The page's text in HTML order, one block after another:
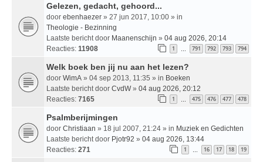
Gelezen, gedacht, gehoord...
door ebenhaezer » 27 jun 2017, 10:00 » in
Theologie - Bezinning
Laatste bericht door Maanenschijn » 04 aug 2026, 20:14
Reacties: 11908 1 … 791 792 793 794
Welk boek ben jij nu aan het lezen?
door WimA » 04 sep 2013, 11:35 » in Boeken
Laatste bericht door CvdW» 04 aug 2026, 20:12
Reacties: 7165 1 … 475 476 477 478
Psalmberijmingen
door Christiaan » 18 jul 2007, 21:24 » in Muziek en Gedichten
Laatste bericht door Pjotr92 » 04 aug 2026, 13:44
Reacties: 271 1 … 16 17 18 19